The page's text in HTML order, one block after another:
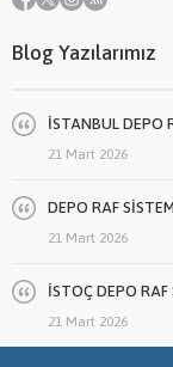
Blog Yazılarımız
İSTANBUL DEPO
21 Mart 2026
DEPO RAF
21 Mart 2026
İSTOÇ DEPO RAF
21 Mart 2026